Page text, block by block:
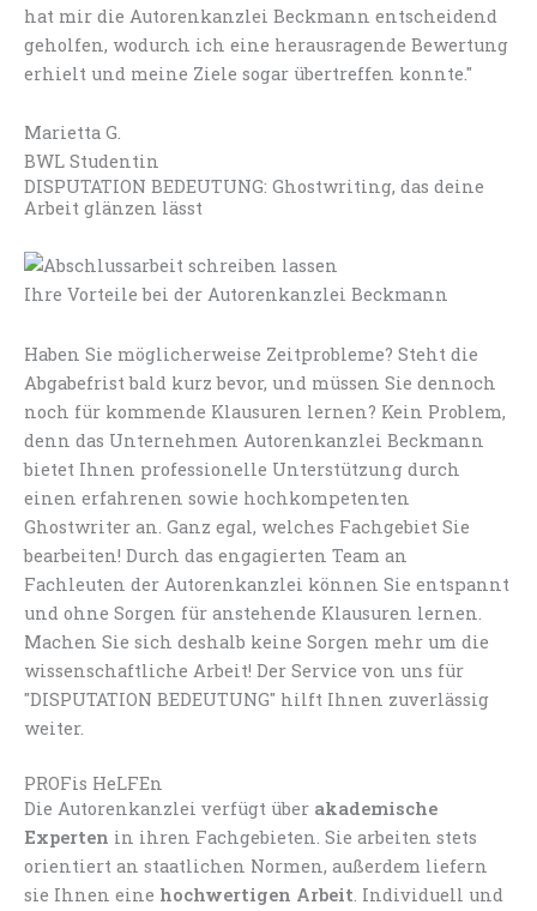
hat mir die Autorenkanzlei Beckmann entscheidend
geholfen, wodurch ich eine herausragende Bewertung
erhielt und meine Ziele sogar übertreffen konnte."
Marietta G.
BWL Studentin
DISPUTATION BEDEUTUNG: Ghostwriting, das deine
Arbeit glänzen lässt
Ihre Vorteile bei der Autorenkanzlei Beckmann
Haben Sie möglicherweise Zeitprobleme? Steht die
Abgabefrist bald kurz bevor, und müssen Sie dennoch
noch für kommende Klausuren lernen? Kein Problem,
denn das Unternehmen Autorenkanzlei Beckmann
bietet Ihnen professionelle Unterstützung durch
einen erfahrenen sowie hochkompetenten
Ghostwriter an. Ganz egal, welches Fachgebiet Sie
bearbeiten! Durch das engagierten Team an
Fachleuten der Autorenkanzlei können Sie entspannt
und ohne Sorgen für anstehende Klausuren lernen.
Machen Sie sich deshalb keine Sorgen mehr um die
wissenschaftliche Arbeit! Der Service von uns für
"DISPUTATION BEDEUTUNG" hilft Ihnen zuverlässig
weiter.
PROFis HeLFEn
Die Autorenkanzlei verfügt über akademische
Experten in ihren Fachgebieten. Sie arbeiten stets
orientiert an staatlichen Normen, außerdem liefern
sie Ihnen eine hochwertigen Arbeit. Individuell und